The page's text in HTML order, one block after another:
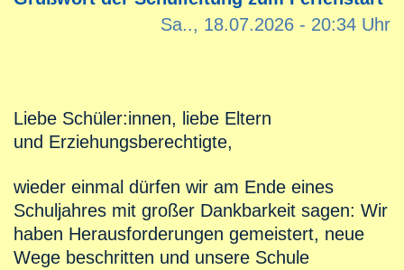
Sa.., 18.07.2026 - 20:34 Uhr
Liebe Schüler:innen, liebe Eltern
und Erziehungsberechtigte,
wieder einmal dürfen wir am Ende eines
Schuljahres mit großer Dankbarkeit sagen: Wir
haben Herausforderungen gemeistert, neue
Wege beschritten und unsere Schule